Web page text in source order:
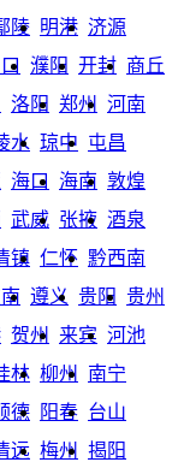
陵 明港 济源
濮阳 开封 商丘
洛阳 郑州
河南
水 琼中 屯昌
海口 海南 敦煌
武威 张掖 酒泉
镇 仁怀 黔西南
遵义 贵阳 贵州
贺州 来宾 河池
林 柳州
南宁
德 阳春 台山
远 梅州
揭阳